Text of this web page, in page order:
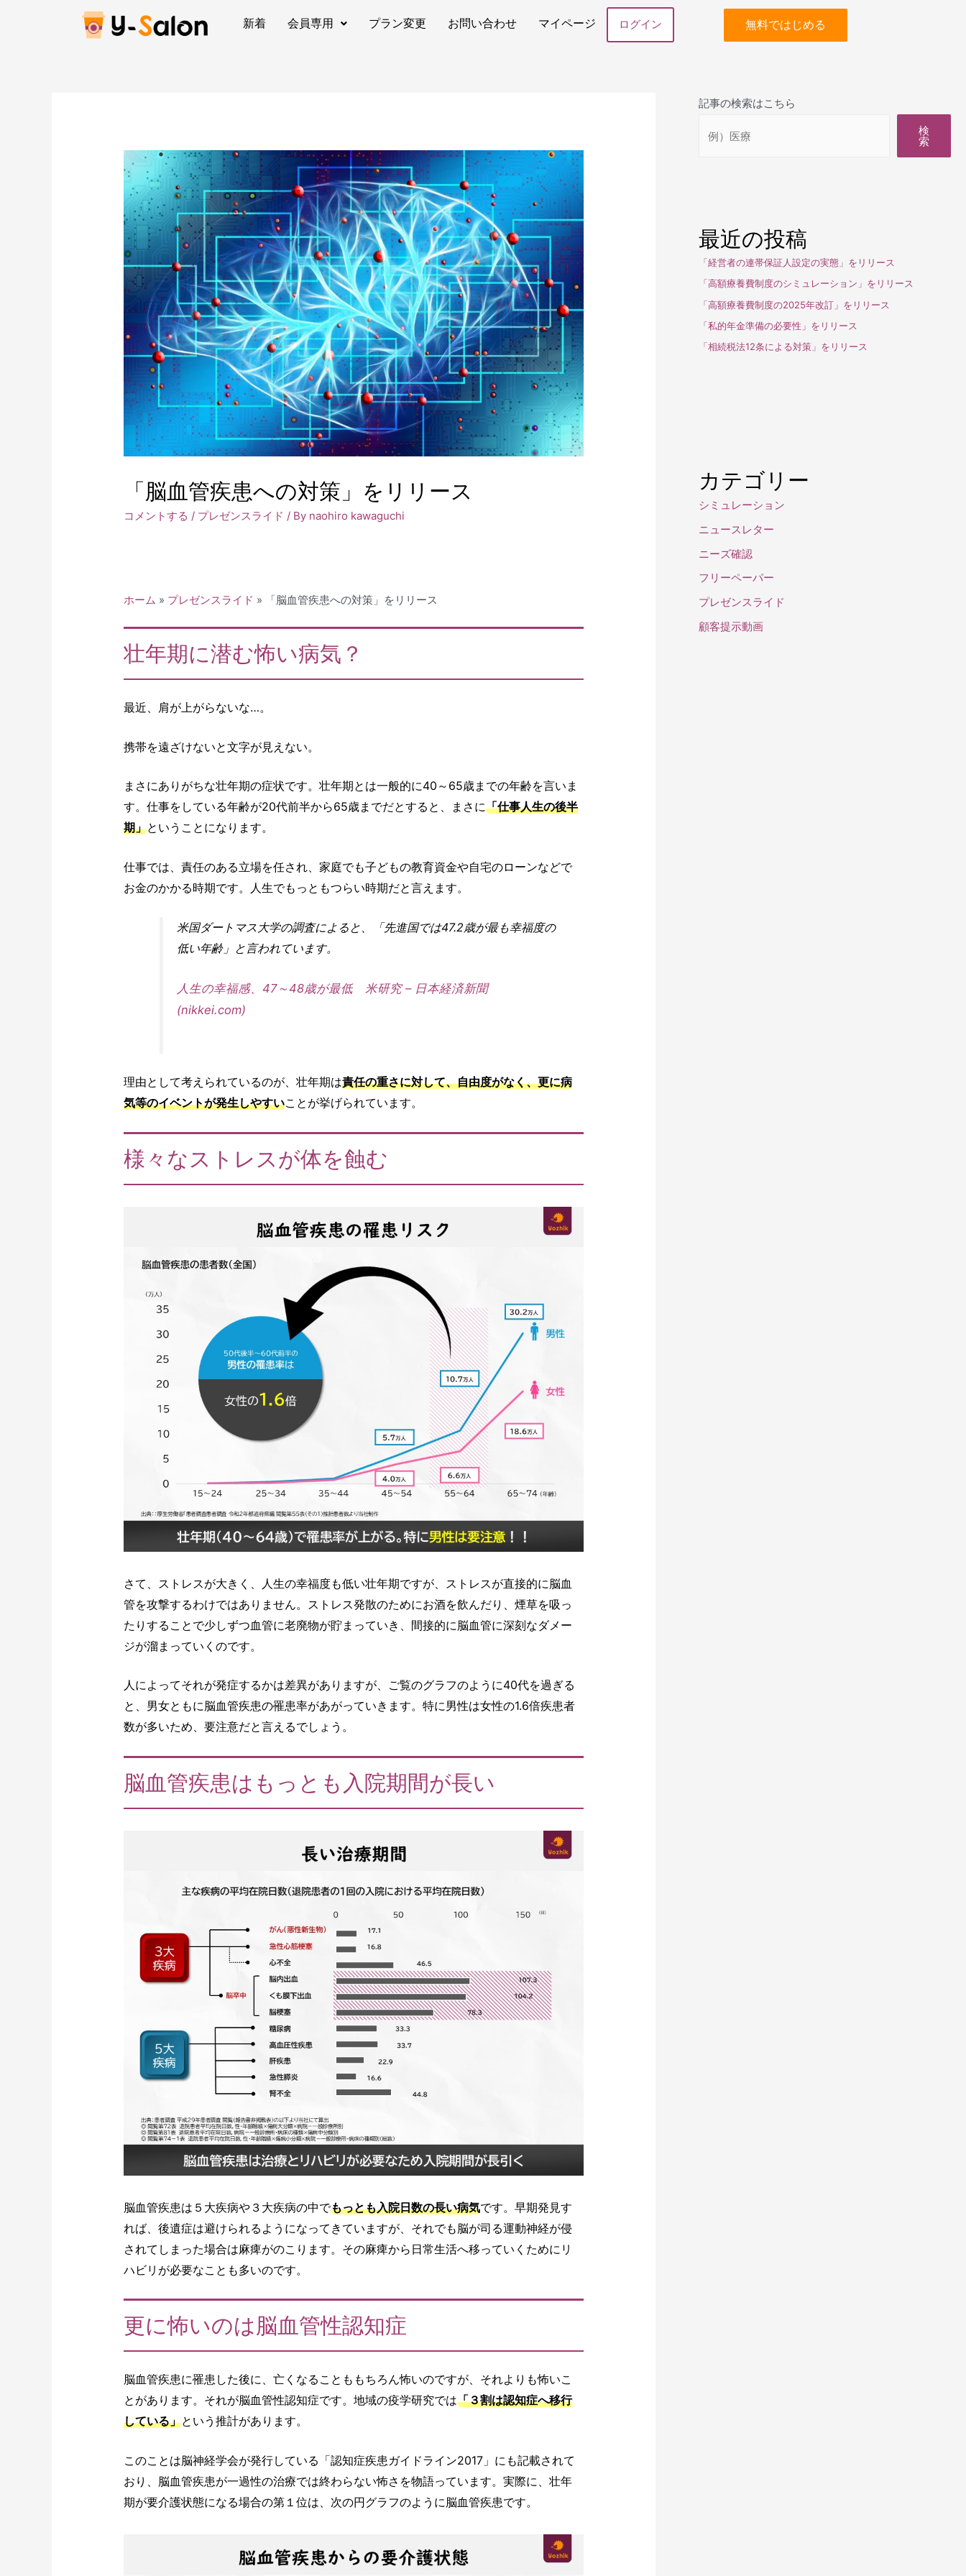
新着 会員専用 プラン変更 お問い合わせ マイページ ログイン 無料ではじめる
「脳血管疾患への対策」をリリース
コメントする / プレゼンスライド / By naohiro kawaguchi
ホーム » プレゼンスライド » 「脳血管疾患への対策」をリリース
壮年期に潜む怖い病気？
最近、肩が上がらないな…。
携帯を遠ざけないと文字が見えない。
まさにありがちな壮年期の症状です。壮年期とは一般的に40～65歳までの年齢を言いま
す。仕事をしている年齢が20代前半から65歳までだとすると、まさに「仕事人生の後半
期」ということになります。
仕事では、責任のある立場を任され、家庭でも子どもの教育資金や自宅のローンなどで
お金のかかる時期です。人生でもっともつらい時期だと言えます。
米国ダートマス大学の調査によると、「先進国では47.2歳が最も幸福度の
低い年齢」と言われています。
人生の幸福感、47～48歳が最低 米研究 – 日本経済新聞
(nikkei.com)
理由として考えられているのが、壮年期は責任の重さに対して、自由度がなく、更に病
気等のイベントが発生しやすいことが挙げられています。
様々なストレスが体を蝕む
さて、ストレスが大きく、人生の幸福度も低い壮年期ですが、ストレスが直接的に脳血
管を攻撃するわけではありません。ストレス発散のためにお酒を飲んだり、煙草を吸っ
たりすることで少しずつ血管に老廃物が貯まっていき、間接的に脳血管に深刻なダメー
ジが溜まっていくのです。
人によってそれが発症するかは差異がありますが、ご覧のグラフのように40代を過ぎる
と、男女ともに脳血管疾患の罹患率があがっていきます。特に男性は女性の1.6倍疾患者
数が多いため、要注意だと言えるでしょう。
脳血管疾患はもっとも入院期間が長い
脳血管疾患は５大疾病や３大疾病の中でもっとも入院日数の長い病気です。早期発見す
れば、後遺症は避けられるようになってきていますが、それでも脳が司る運動神経が侵
されてしまった場合は麻痺がのこります。その麻痺から日常生活へ移っていくためにリ
ハビリが必要なことも多いのです。
更に怖いのは脳血管性認知症
脳血管疾患に罹患した後に、亡くなることももちろん怖いのですが、それよりも怖いこ
とがあります。それが脳血管性認知症です。地域の疫学研究では「３割は認知症へ移行
している」という推計があります。
このことは脳神経学会が発行している「認知症疾患ガイドライン2017」にも記載されて
おり、脳血管疾患が一過性の治療では終わらない怖さを物語っています。実際に、壮年
期が要介護状態になる場合の第１位は、次の円グラフのように脳血管疾患です。
記事の検索はこちら
検
索
最近の投稿
「経営者の連帯保証人設定の実態」をリリース
「高額療養費制度のシミュレーション」をリリース
「高額療養費制度の2025年改訂」をリリース
「私的年金準備の必要性」をリリース
「相続税法12条による対策」をリリース
カテゴリー
シミュレーション
ニュースレター
ニーズ確認
フリーペーパー
プレゼンスライド
顧客提示動画